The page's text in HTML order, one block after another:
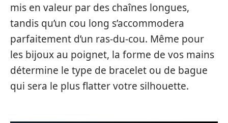
mis en valeur par des chaînes longues,
tandis qu’un cou long s’accommodera
parfaitement d’un ras-du-cou. Même pour
les bijoux au poignet, la forme de vos mains
détermine le type de bracelet ou de bague
qui sera le plus flatter votre silhouette.